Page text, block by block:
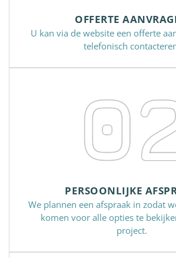
OFFERTE
U kan via de website een offerte
telefonisch
PERSOONLIJKE
We plannen een afspraak in zodat
komen voor alle opties te
project.